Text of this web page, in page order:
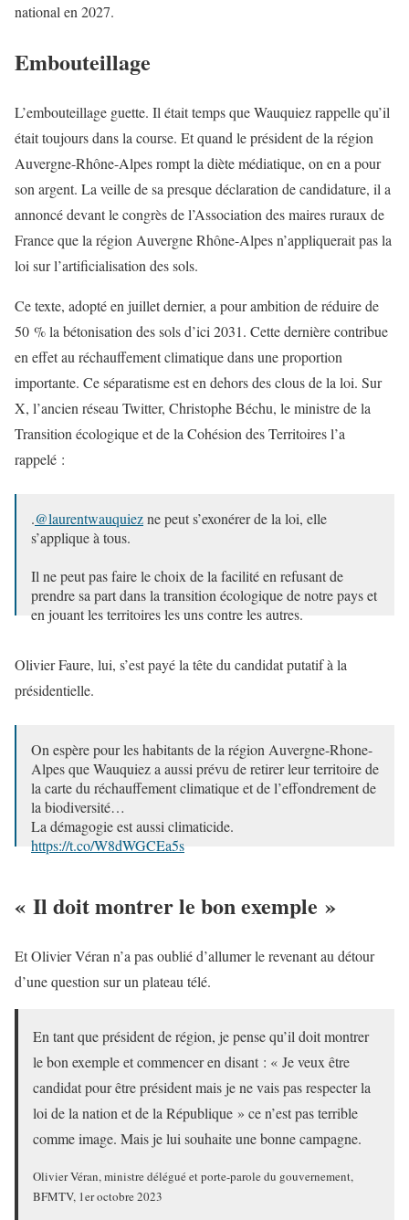
national en 2027.
Embouteillage
L’embouteillage guette. Il était temps que Wauquiez rappelle qu’il
était toujours dans la course. Et quand le président de la région
Auvergne-Rhône-Alpes rompt la diète médiatique, on en a pour
son argent. La veille de sa presque déclaration de candidature, il a
annoncé devant le congrès de l’Association des maires ruraux de
France que la région Auvergne Rhône-Alpes n’appliquerait pas la
loi sur l’artificialisation des sols.
Ce texte, adopté en juillet dernier, a pour ambition de réduire de
50 % la bétonisation des sols d’ici 2031. Cette dernière contribue
en effet au réchauffement climatique dans une proportion
importante. Ce séparatisme est en dehors des clous de la loi. Sur
X, l’ancien réseau Twitter, Christophe Béchu, le ministre de la
Transition écologique et de la Cohésion des Territoires l’a
rappelé :
.@laurentwauquiezne peut s’exonérer de la loi, elle
s’applique à tous.
Il ne peut pas faire le choix de la facilité en refusant de
prendre sa part dans la transition écologique de notre pays et
en jouant les territoires les uns contre les autres.
— Christophe Béchu (@ChristopheBechu)
Olivier Faure, lui, s’est payé la tête du candidat putatif à la
présidentielle.
On espère pour les habitants de la région Auvergne-Rhone-
Alpes que Wauquiez a aussi prévu de retirer leur territoire de
la carte du réchauffement climatique et de l’effondrement de
la biodiversité…
La démagogie est aussi climaticide.
https://t.co/W8dWGCEa5s
« Il doit montrer le bon exemple »
Et Olivier Véran n’a pas oublié d’allumer le revenant au détour
d’une question sur un plateau télé.
En tant que président de région, je pense qu’il doit montrer
le bon exemple et commencer en disant : « Je veux être
candidat pour être président mais je ne vais pas respecter la
loi de la nation et de la République » ce n’est pas terrible
comme image. Mais je lui souhaite une bonne campagne.
Olivier Véran, ministre délégué et porte-parole du gouvernement,
BFMTV, 1er octobre 2023